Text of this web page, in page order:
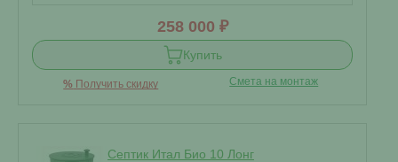
258 000 ₽
Купить
% Получить скидку Смета на монтаж
Септик Итал Био 10 Лонг